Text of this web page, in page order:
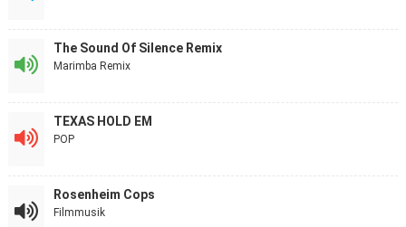
The Sound Of Silence Remix
Marimba Remix
TEXAS HOLD EM
POP
Rosenheim Cops
Filmmusik